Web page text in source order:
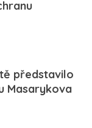
představilo
Masarykova